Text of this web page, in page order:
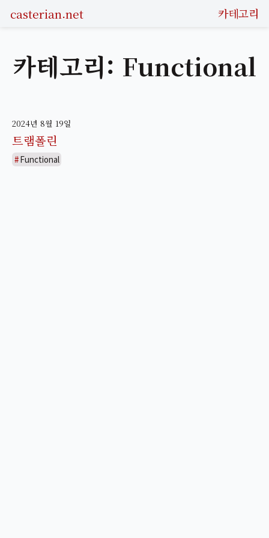
casterian.net 카테고리
카테고리: Functional
2024년 8월 19일
트램폴린
Functional